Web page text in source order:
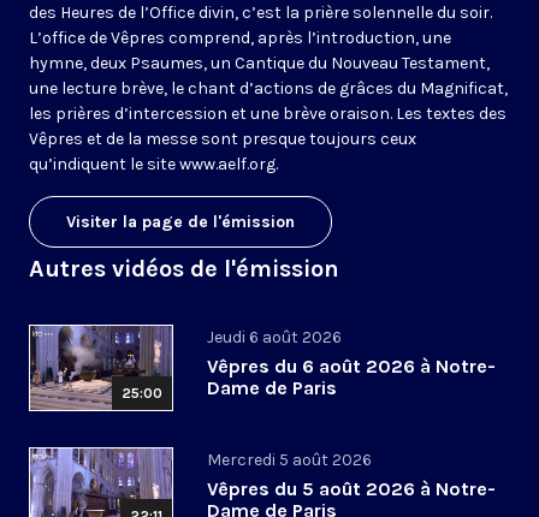
des Heures de l’Office divin, c’est la prière solennelle du soir.
L’office de Vêpres comprend, après l’introduction, une
hymne, deux Psaumes, un Cantique du Nouveau Testament,
une lecture brève, le chant d’actions de grâces du Magnificat,
les prières d’intercession et une brève oraison. Les textes des
Vêpres et de la messe sont presque toujours ceux
qu’indiquent le sitewww.aelf.org.
Visiter la page de l'émission
Autres vidéos de l'émission
25:00
Jeudi 6 août 2026
Vêpres du 6 août 2026 à Notre-
Dame de Paris
Mercredi 5 août 2026
Vêpres du 5 août 2026 à Notre-
Dame de Paris